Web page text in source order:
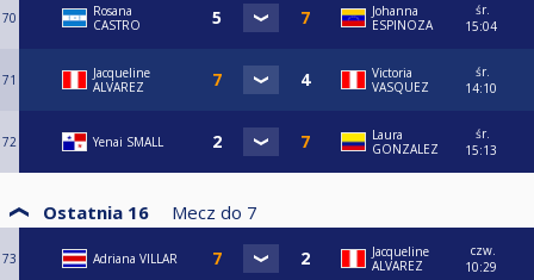
70
Rosana
CASTRO
Johanna
ESPINOZA
śr.
15:04
71
Jacqueline
ALVAREZ
Victoria
VASQUEZ
śr.
14:10
72 Yenai SMALL
Laura
GONZALEZ
śr.
15:13
Ostatnia 16 Mecz do 7
73 Adriana VILLAR
Jacqueline
ALVAREZ
czw.
10:29